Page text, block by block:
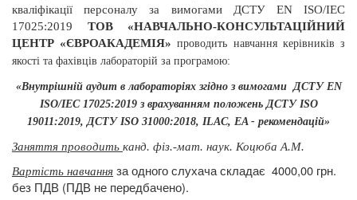
кваліфікації персоналу за вимогами ДСТУ ENISO/IEC
17025:2019 ТОВ «НАВЧАЛЬНО-КОНСУЛЬТАЦІЙНИЙ
ЦЕНТР «ЄВРОАКАДЕМІЯ»проводить навчання керівників з
якості та фахівців лабораторій за програмою:
«Внутрішній аудит в лабораторіях згідно з вимогами ДСТУ EN
ISO/IEC 17025:2019 з врахуванням положень ДСТУ ISO
19011:2019,ДСТУ ISO 31000:2018, ILAC, EA - рекомендацій»
Заняття проводить канд. фіз.-мат. наук. Коцюба А.М.
Вартість навчання за одного слухача складає 4000,00 грн.
без ПДВ (ПДВ не передбачено).